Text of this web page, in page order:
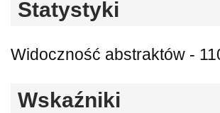
Statystyki
Widoczność abstraktów -
Wskaźniki